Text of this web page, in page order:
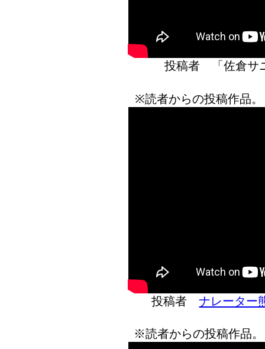
投稿者 「佐倉
※読者からの投稿作品
投稿者ナレーター
※読者からの投稿作品